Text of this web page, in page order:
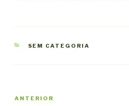
CATEGORIAS
SEM CATEGORIA
Conteúdo
ANTERIOR